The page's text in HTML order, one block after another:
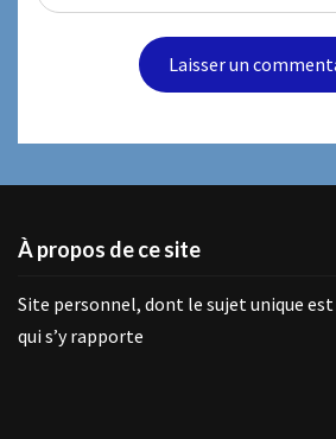
À propos de ce site
Site personnel, dont le sujet unique
qui s’y rapporte